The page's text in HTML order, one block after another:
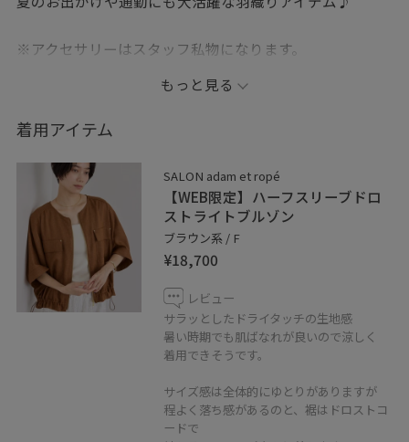
※アクセサリーはスタッフ私物になります。
@salonadametrope_yama
※店頭及び屋外での撮影画像は、光の当たり具合で色味
が異なって見える場合がございます。
商品の色味はスタジオ撮影の画像をご参照ください。
※記載のないものは私物となります
_ _ _ _ _ _ _ _ _ _ _ _ _ _ _
✏︎Information
コーディネートを気に入って頂けたら
アイコンクリック→“♡フォローする”
を押して頂けると励みになります！
もっと見る
着用アイテム
SALON adam et ropé
【WEB限定】ハーフスリーブドロ
ストライトブルゾン
ブラウン系 / F
¥18,700
レビュー
サラッとしたドライタッチの生地感
暑い時期でも肌ばなれが良いので涼しく
着用できそうです。
サイズ感は全体的にゆとりがありますが
程よく落ち感があるのと、裾はドロストコ
ードで